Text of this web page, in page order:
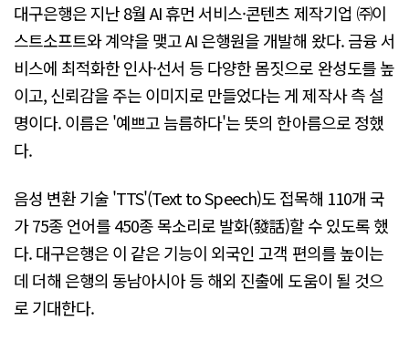
대구은행은 지난 8월 AI 휴먼 서비스·콘텐츠 제작기업 ㈜이
스트소프트와 계약을 맺고 AI 은행원을 개발해 왔다. 금융 서
비스에 최적화한 인사·선서 등 다양한 몸짓으로 완성도를 높
이고, 신뢰감을 주는 이미지로 만들었다는 게 제작사 측 설
명이다. 이름은 '예쁘고 늠름하다'는 뜻의 한아름으로 정했
다.
음성 변환 기술 'TTS'(Text to Speech)도 접목해 110개 국
가 75종 언어를 450종 목소리로 발화(發話)할 수 있도록 했
다. 대구은행은 이 같은 기능이 외국인 고객 편의를 높이는
데 더해 은행의 동남아시아 등 해외 진출에 도움이 될 것으
로 기대한다.